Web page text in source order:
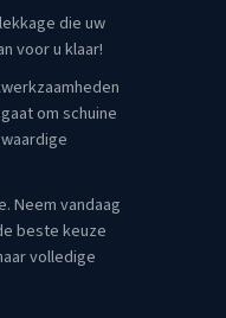
die uw
voor u klaar!
om schuine
Neem vandaag
beste keuze
volledige